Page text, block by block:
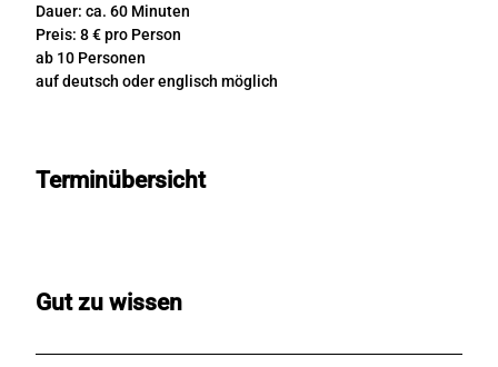
A
u
t
o
e
e
Dauer: ca. 60 Minuten
Preis: 8 € pro Person
ab 10 Personen
auf deutsch oder englisch möglich
Terminübersicht
Gut zu wissen